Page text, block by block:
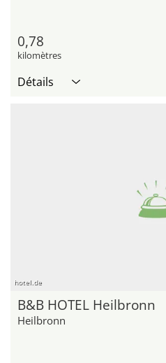
0,78
kilomètres
Détails
hotel.de
B&B HOTEL Heilbronn
Heilbronn